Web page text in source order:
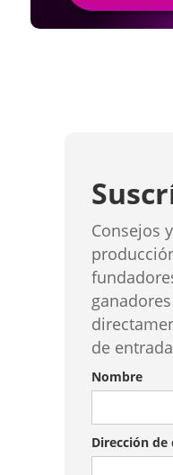
Consejos
de
Nombre
Dirección